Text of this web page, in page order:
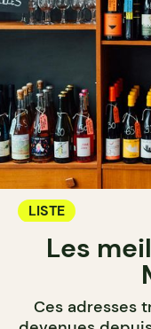
LISTE
Les
Ces adresses